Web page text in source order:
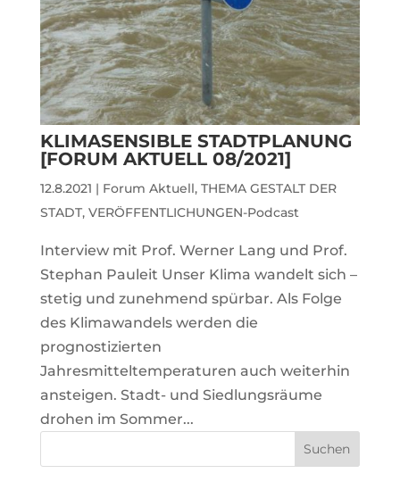
KLIMASENSIBLE STADTPLANUNG
[FORUM AKTUELL 08/2021]
12.8.2021 | Forum Aktuell, THEMA GESTALT DER
STADT, VERÖFFENTLICHUNGEN-Podcast
Interview mit Prof. Werner Lang und Prof.
Stephan Pauleit Unser Klima wandelt sich –
stetig und zunehmend spürbar. Als Folge
des Klimawandels werden die
prognostizierten
Jahresmitteltemperaturen auch weiterhin
ansteigen. Stadt- und Siedlungsräume
drohen im Sommer...